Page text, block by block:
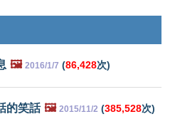
🖼️ 2016/1/7 (86,428次)
的笑話 🖼️ 2015/11/2 (385,528次)